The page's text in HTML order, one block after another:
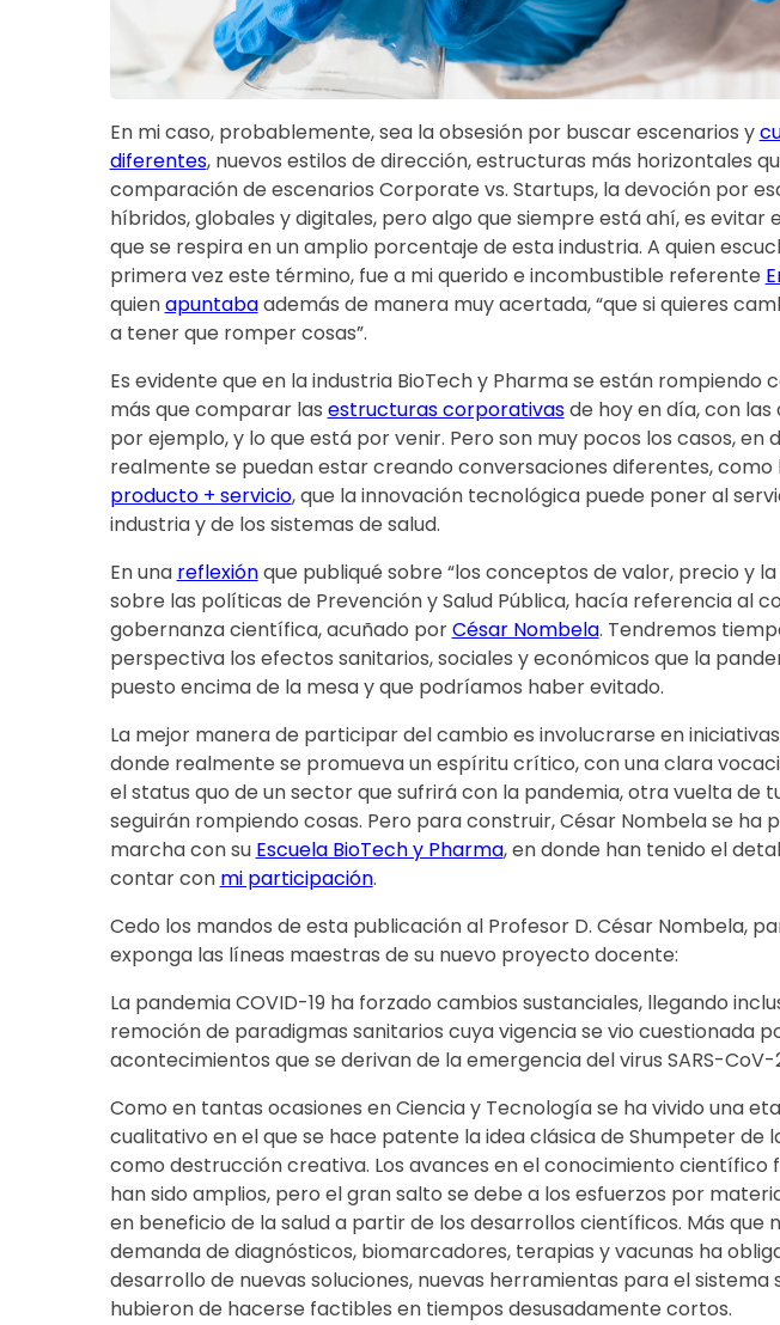
En mi caso, probablemente, sea la obsesión por buscar escenarios y
diferentes, nuevos estilos de dirección, estructuras más horizontales
comparación de escenarios Corporate vs. Startups, la devoción por
híbridos, globales y digitales, pero algo que siempre está ahí, es evitar
que se respira en un amplio porcentaje de esta industria. A quien
primera vez este término, fue a mi querido e incombustible referente
quienapuntabaademás de manera muy acertada, “que si quieres
a tener que romper cosas”.
Es evidente que en la industria BioTech y Pharma se están rompiendo
más que comparar las estructuras corporativasde hoy en día, con las
por ejemplo, y lo que está por venir. Pero son muy pocos los casos, en
realmente se puedan estar creando conversaciones diferentes, como
producto + servicio, que la innovación tecnológica puede poner al
industria y de los sistemas de salud.
En una reflexiónque publiqué sobre “los conceptos de valor, precio y la
sobre las políticas de Prevención y Salud Pública, hacía referencia al
gobernanza científica, acuñado porCésar Nombela. Tendremos
perspectiva los efectos sanitarios, sociales y económicos que la
puesto encima de la mesa y que podríamos haber evitado.
La mejor manera de participar del cambio es involucrarse en
donde realmente se promueva un espíritu crítico, con una clara
el status quo de un sector que sufrirá con la pandemia, otra vuelta de
seguirán rompiendo cosas. Pero para construir, César Nombela se ha
marcha con su Escuela BioTech y Pharma, en donde han tenido el
contar con mi participación.
Cedo los mandos de esta publicación al Profesor D. César Nombela,
exponga las líneas maestras de su nuevo proyecto docente:
La pandemia COVID-19 ha forzado cambios sustanciales, llegando
remoción de paradigmas sanitarios cuya vigencia se vio cuestionada
acontecimientos que se derivan de la emergencia del virus SARS-CoV-
Como en tantas ocasiones en Ciencia y Tecnología se ha vivido una
cualitativo en el que se hace patente la idea clásica de Shumpeter de
como destrucción creativa. Los avances en el conocimiento científico
han sido amplios, pero el gran salto se debe a los esfuerzos por
en beneficio de la salud a partir de los desarrollos científicos. Más que
demanda de diagnósticos, biomarcadores, terapias y vacunas ha
desarrollo de nuevas soluciones, nuevas herramientas para el sistema
hubieron de hacerse factibles en tiempos desusadamente cortos.